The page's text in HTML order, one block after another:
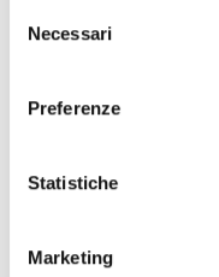
delNecessari
Preferenze
Statistiche
Marketing
Abbonamenti /
Programma
Contatti
Modalità di ingresso